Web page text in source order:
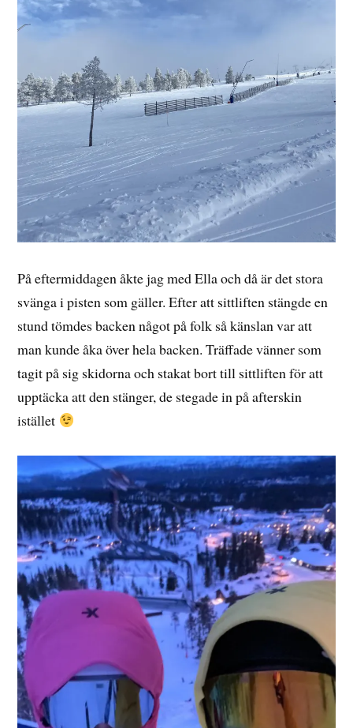
På eftermiddagen åkte jag med Ella och då är det stora
svänga i pisten som gäller. Efter att sittliften stängde en
stund tömdes backen något på folk så känslan var att
man kunde åka över hela backen. Träffade vänner som
tagit på sig skidorna och stakat bort till sittliften för att
upptäcka att den stänger, de stegade in på afterskin
istället